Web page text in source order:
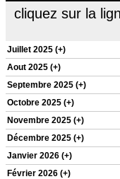
cliquez sur la
Juillet 2025 (+)
Aout 2025 (+)
Septembre 2025 (+)
Octobre 2025 (+)
Novembre 2025 (+)
Décembre 2025 (+)
Janvier 2026 (+)
Février 2026 (+)